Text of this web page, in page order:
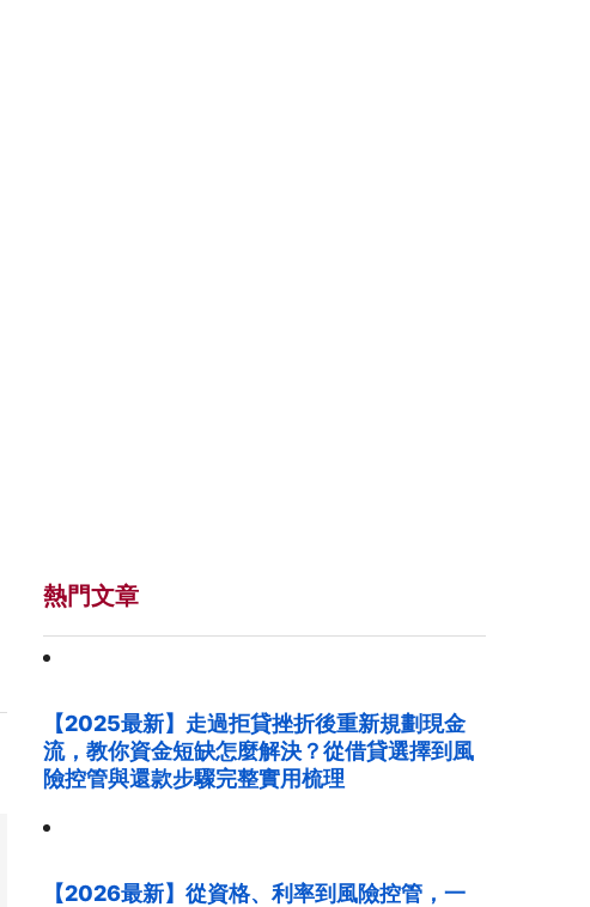
熱門文章
【2025最新】走過拒貸挫折後重新規劃現金
流，教你資金短缺怎麼解決？從借貸選擇到風
險控管與還款步驟完整實用梳理
【2026最新】從資格、利率到風險控管，一